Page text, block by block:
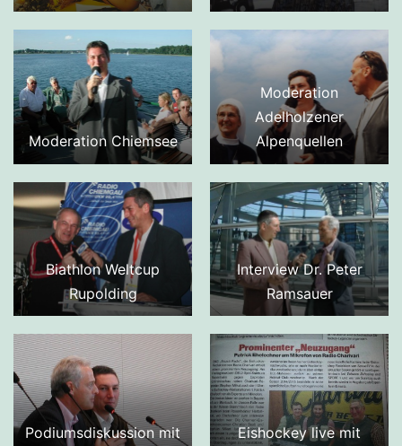
Moderation Chiemsee
Moderation
Adelholzener
Alpenquellen
Biathlon Weltcup
Rupolding
Interview Dr. Peter
Ramsauer
Podiumsdiskussion mit
Eishockey live mit